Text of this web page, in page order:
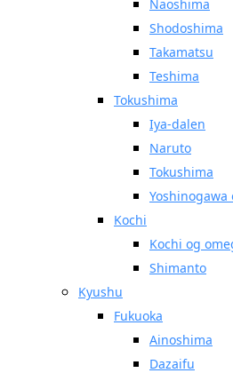
Naoshima
Shodoshima
Takamatsu
Teshima
Tokushima
Iya-dalen
Naruto
Tokushima
Yoshinogawa
Kochi
Kochi og
Shimanto
Kyushu
Fukuoka
Ainoshima
Dazaifu